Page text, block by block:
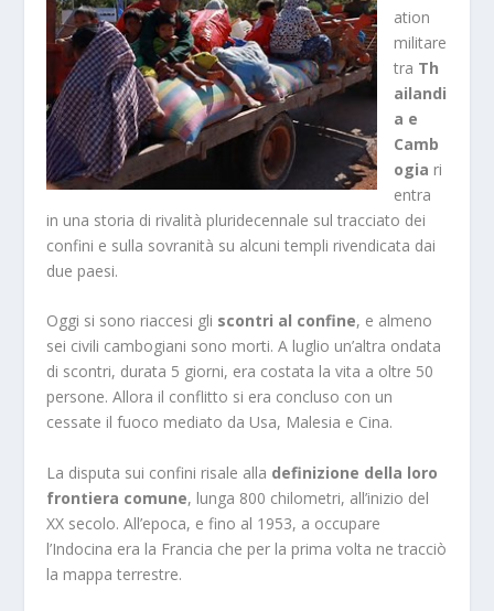
ation
militare
tra Th
ailandi
a e
Camb
ogia ri
entra
in una storia di rivalità pluridecennale sul tracciato dei
confini e sulla sovranità su alcuni templi rivendicata dai
due paesi.
Oggi si sono riaccesi gli scontri al confine, e almeno
sei civili cambogiani sono morti. A luglio un’altra ondata
di scontri, durata 5 giorni, era costata la vita a oltre 50
persone. Allora il conflitto si era concluso con un
cessate il fuoco mediato da Usa, Malesia e Cina.
La disputa sui confini risale alla definizione della loro
frontiera comune, lunga 800 chilometri, all’inizio del
XX secolo. All’epoca, e fino al 1953, a occupare
l’Indocina era la Francia che per la prima volta ne tracciò
la mappa terrestre.